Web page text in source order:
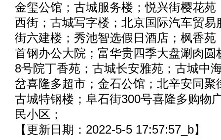
金玺公馆；古城服务楼；悦兴街樱花苑
西街；古城写字楼；北京国际汽车贸易
街六建楼；秀池智选假日酒店；枫香苑
首钢办公大院；富华贵四季大盘涮肉圆
8号院丁香苑；古城长安雅苑；古城中
岔喜隆多超市；金石公馆；北辛安同聚
古城特钢楼；阜石街300号喜隆多购物
民小区；
【更新日期：2022-5-5 17:57:57_b】